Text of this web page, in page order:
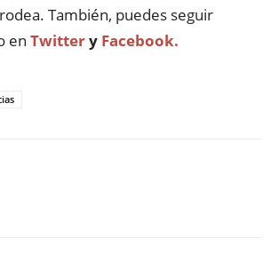
También, puedes seguir
en Twittery Facebook.